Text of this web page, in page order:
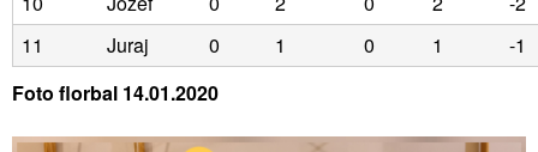
11
Juraj 0 1 0 1
-1
Foto florbal 14.01.2020